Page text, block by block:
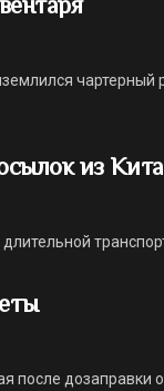
чартерный
из
после дозаправки